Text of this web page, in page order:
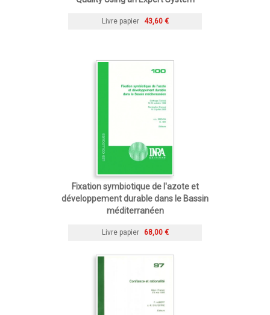
Livre papier 43,60 €
Fixation symbiotique de l'azote et
développement durable dans le Bassin
méditerranéen
Livre papier 68,00 €